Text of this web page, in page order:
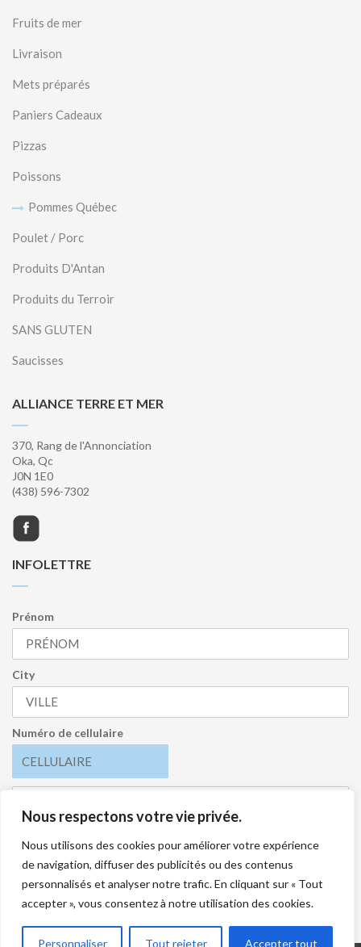
Nous respectons votre vie privée.
Nous utilisons des cookies pour améliorer votre expérience
de navigation, diffuser des publicités ou des contenus
personnalisés et analyser notre trafic. En cliquant sur « Tout
accepter », vous consentez à notre utilisation des cookies.
Personnaliser Tout rejeter Accepter tout
Fruits de mer
Livraison
Mets préparés
Paniers Cadeaux
Pizzas
Poissons
Pommes Québec
Poulet / Porc
Produits D'Antan
Produits du Terroir
SANS GLUTEN
Saucisses
ALLIANCE TERRE ET MER
370, Rang de l'Annonciation
Oka, Qc
J0N 1E0
(438) 596-7302
INFOLETTRE
Prénom
City
Numéro de cellulaire
J’accepte de recevoir l’infolettre et je comprends que je
peux me désabonner en tout temps.
S'INSCRIRE